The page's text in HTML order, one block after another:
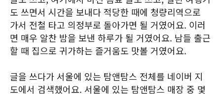
도 쓰면서 시간을 보내다 적당한 때에 청량리역으로
가서 전철 타고 의정부로 돌아가면 될 거였어요. 이러
면 매우 알찬 밤을 보낸 하루가 될 거였어요. 남들 출근
할 때 집으로 귀가하는 즐거움도 맛볼 거였어요.
글을 쓰다가 서울에 있는 탐앤탐스 전체를 네이버 지
도에서 검색했어요. 서울에 있는 탐앤탐스 매장 중 몇